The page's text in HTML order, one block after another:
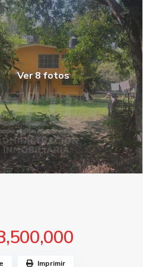
Ver 8 fotos
Imprimir